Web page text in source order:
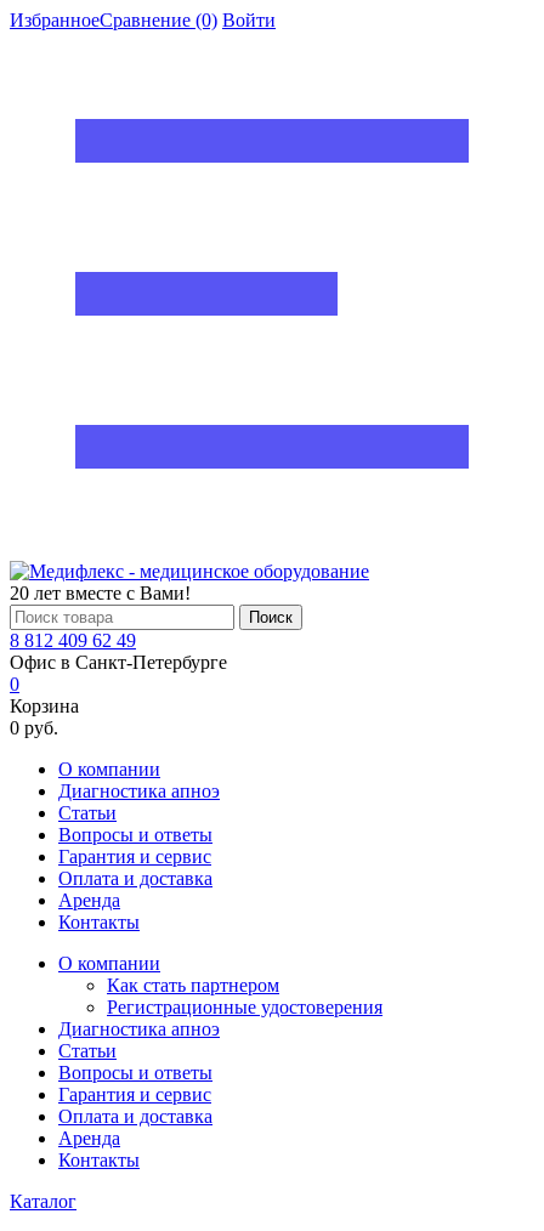
ИзбранноеСравнение (0) Войти
20 лет вместе с Вами!
Поиск
8 812 409 62 49
Офис в Санкт-Петербурге
0
Корзина
0 руб.
О компании
Диагностика апноэ
Статьи
Вопросы и ответы
Гарантия и сервис
Оплата и доставка
Аренда
Контакты
О компании
Как стать партнером
Регистрационные удостоверения
Диагностика апноэ
Статьи
Вопросы и ответы
Гарантия и сервис
Оплата и доставка
Аренда
Контакты
Каталог